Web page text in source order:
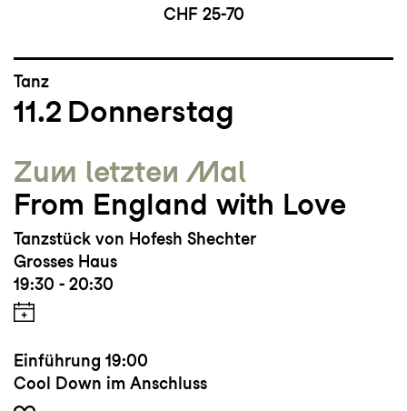
CHF 25-70
Tanz
11.2 Donnerstag
Zum letzten Mal
From England with Love
Tanzstück von Hofesh Shechter
Grosses Haus
19:30 - 20:30
Einführung 19:00
Cool Down im Anschluss